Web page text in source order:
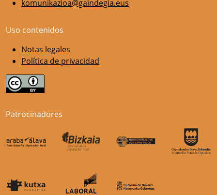
komunikazioa@gaindegia.eus
Uso contenidos
Notas legales
Política de privacidad
Patrocinadores